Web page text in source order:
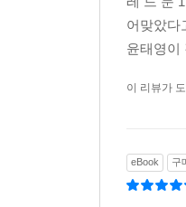
어맞았다
윤태영이
이 리뷰가
eBook 구